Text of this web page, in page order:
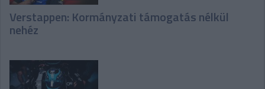
Verstappen: Kormányzati támogatás nélkül
nehéz